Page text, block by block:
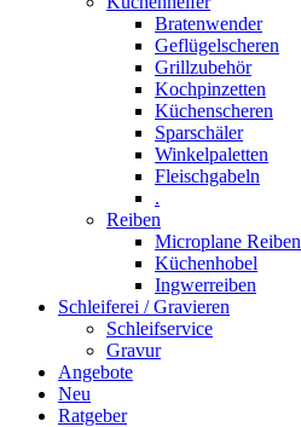
Bratenwender
Geflügelscheren
Grillzubehör
Kochpinzetten
Küchenscheren
Sparschäler
Winkelpaletten
Fleischgabeln
.
Reiben
Microplane Reiben
Küchenhobel
Ingwerreiben
Schleiferei / Gravieren
Schleifservice
Gravur
Angebote
Neu
Ratgeber